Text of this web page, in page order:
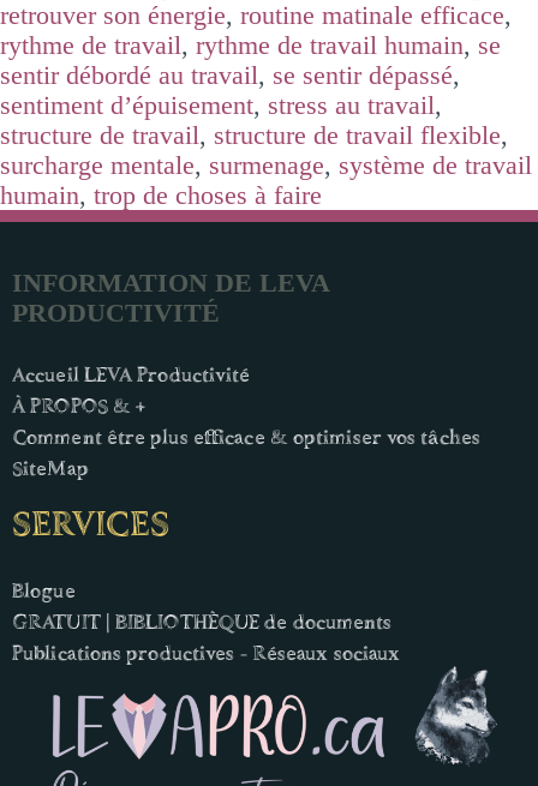
retrouver son énergie, routine matinale efficace,
rythme de travail, rythme de travail humain, se
sentir débordé au travail, se sentir dépassé,
sentiment d’épuisement, stress au travail,
structure de travail, structure de travail flexible,
surcharge mentale, surmenage, système de travail
humain, trop de choses à faire
INFORMATION DE LEVA
PRODUCTIVITÉ
Accueil LEVA Productivité
À PROPOS & +
Comment être plus efficace & optimiser vos tâches
SiteMap
SERVICES
Blogue
GRATUIT | BIBLIOTHÈQUE de documents
Publications productives - Réseaux sociaux